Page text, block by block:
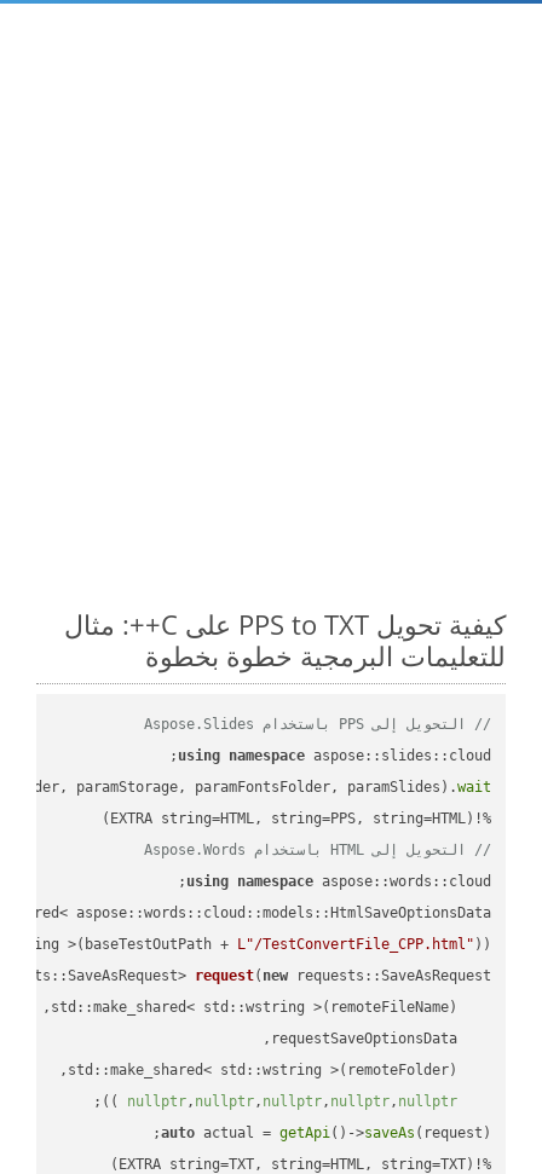
كيفية تحويل PPS to TXT على C++: مثال
للتعليمات البرمجية خطوة بخطوة
// التحويل إلى PPS باستخدام Aspose.Slides
using namespace
paramStorage, paramFontsFolder, paramSlides).wait
%!(EXTRA string=HTML, string=PPS, string=HTML)
// التحويل إلى HTML باستخدام Aspose.Words
using namespace aspose::words::cloud;
>(baseTestOutPath + L"/TestConvertFile_CPP.html" ));
request( new
nullptr, nullptr, nullptr, nullptr, nullptr
))
;
auto actual = getApi()->saveAs
%!(EXTRA string=TXT, string=HTML, string=TXT)